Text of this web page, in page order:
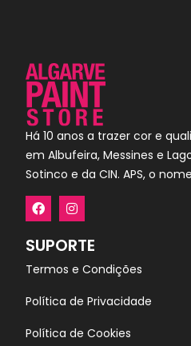
Há 10 anos a trazer cor e
em Albufeira, Messines e
Sotinco e da CIN. APS, o
SUPORTE
Termos e Condições
Política de Privacidade
Política de Cookies